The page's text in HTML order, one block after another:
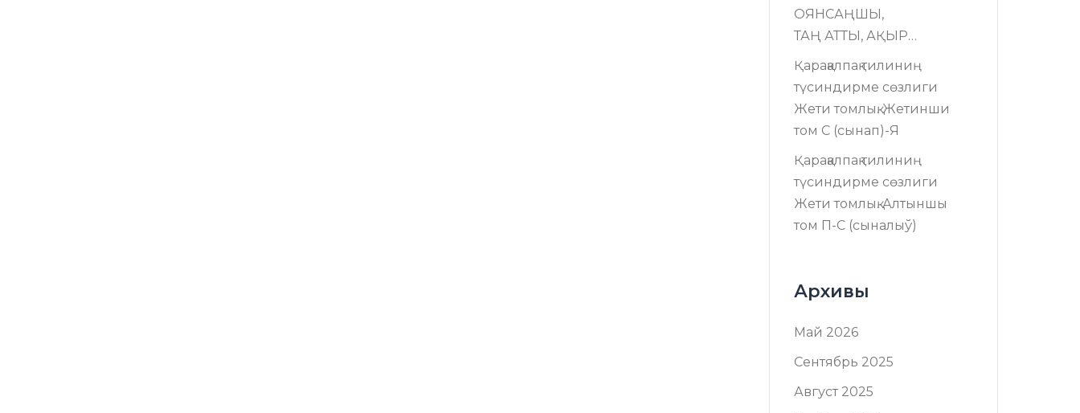
ОЯНСАҢШЫ,
ТАҢ АТТЫ, АҚЫР…
Қарақалпақ тилиниң
түсиндирме сөзлиги
Жети томлық. Жетинши
том C (сынап)-Я
Қарақалпақ тилиниң
түсиндирме сөзлиги
Жети томлық. Алтыншы
том П-C (сыналыў)
Архивы
Май 2026
Сентябрь 2025
Август 2025